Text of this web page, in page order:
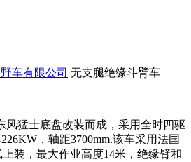
车有限公司 无支腿绝缘斗臂车
风猛士底盘改装而成，采用全时四驱
，轴距3700mm.该车采用法国
装，最大作业高度14米，绝缘臂和